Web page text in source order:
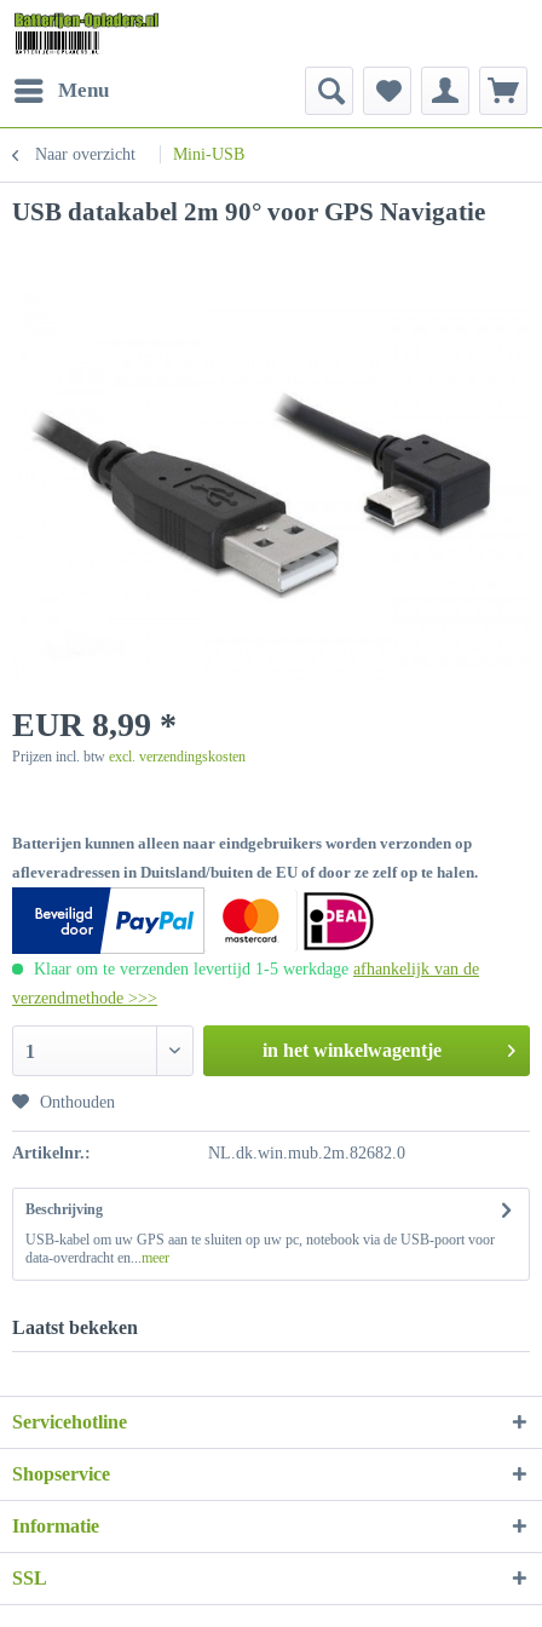
Menu
Naar overzicht Mini-USB
USB datakabel 2m 90° voor GPS Navigatie
EUR 8,99 *
Prijzen incl. btw excl. verzendingskosten
Batterijen kunnen alleen naar eindgebruikers worden verzonden op
afleveradressen in Duitsland/buiten de EU of door ze zelf op te halen.
Klaar om te verzenden levertijd 1-5 werkdage afhankelijk van de
verzendmethode >>>
1 in het winkelwagentje
Onthouden
Artikelnr.: NL.dk.win.mub.2m.82682.0
Beschrijving
USB-kabel om uw GPS aan te sluiten op uw pc, notebook via de USB-poort voor
data-overdracht en...meer
Laatst bekeken
Servicehotline
Shopservice
Informatie
SSL